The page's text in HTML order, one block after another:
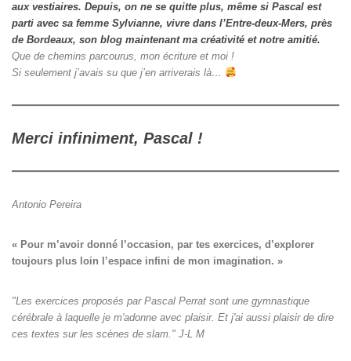
aux vestiaires. Depuis, on ne se quitte plus, même si Pascal est
parti avec sa femme Sylvianne, vivre dans l’Entre-deux-Mers, près
de Bordeaux, son blog maintenant ma créativité et notre amitié.
Que de chemins parcourus, mon écriture et moi !
Si seulement j’avais su que j’en arriverais là…
Merci infiniment, Pascal !
Antonio Pereira
« Pour m’avoir donné l’occasion, par tes exercices, d’explorer
toujours plus loin l’espace infini de mon imagination. »
"Les exercices proposés par Pascal Perrat sont une gymnastique
cérébrale à laquelle je m'adonne avec plaisir. Et j'ai aussi plaisir de dire
ces textes sur les scènes de slam." J-L M